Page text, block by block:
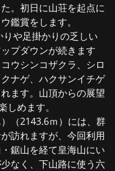
。初日に山荘を起点に
鑑賞をします。
や足掛かりの乏しい
プダウンが続きます
ウシンコザクラ、シロ
ナゲ、ハクサンイチゲ
ます。山頂からの展望
めます。
（2143.6ｍ）には、群
訪れますが、今回利用
鋸山を経て皇海山にい
なく、下山路に使う六